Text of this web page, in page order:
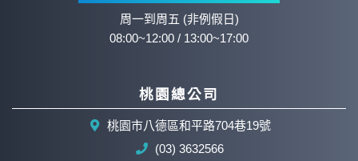
周一到周五 (非例假日)
08:00~12:00 / 13:00~17:00
桃園總公司
桃園市八德區和平路704巷19號
(03) 3632566